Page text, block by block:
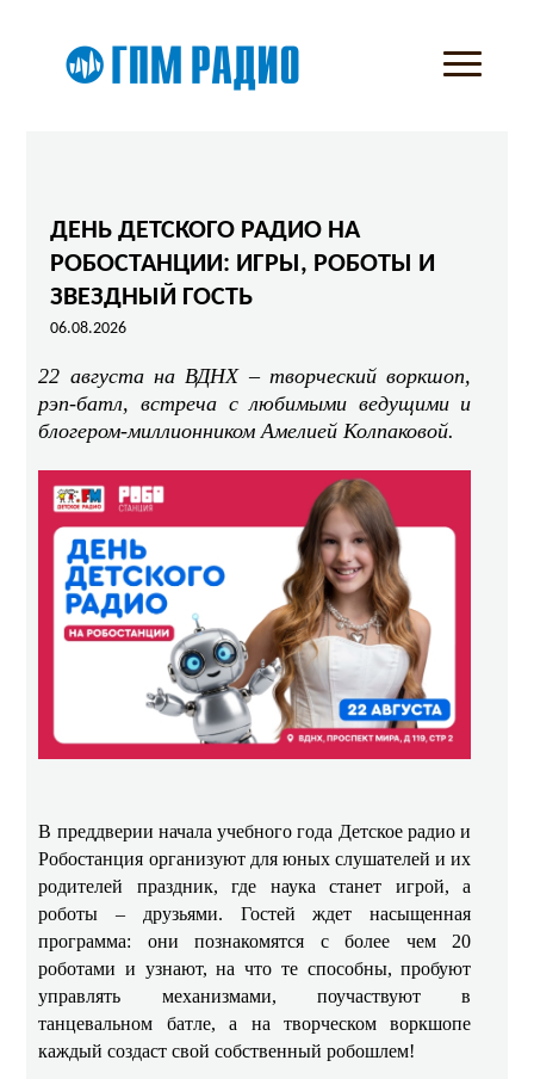
ДЕНЬ ДЕТСКОГО РАДИО НА
РОБОСТАНЦИИ: ИГРЫ, РОБОТЫ И
ЗВЕЗДНЫЙ ГОСТЬ
06.08.2026
22 августа на ВДНХ – творческий воркшоп,
рэп‑батл, встреча с любимыми ведущими и
блогером-миллионником Амелией Колпаковой.
В преддверии начала учебного года Детское радио и
Робостанция организуют для юных слушателей и их
родителей праздник, где наука станет игрой, а
роботы – друзьями. Гостей ждет насыщенная
программа: они познакомятся с более чем 20
роботами и узнают, на что те способны, пробуют
управлять механизмами, поучаствуют в
танцевальном батле, а на творческом воркшопе
каждый создаст свой собственный робошлем!